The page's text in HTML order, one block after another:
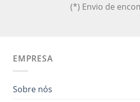
(*) Envio de
EMPRESA
Sobre nós